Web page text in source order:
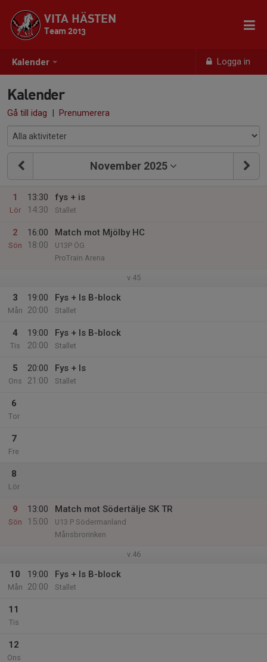
Kalender Logga in
VITA HÄSTEN
Team 2013
Kalender
Gå till idag | Prenumerera
November 2025
1
Lör
13:30
14:30
fys + is
Stallet
2
Sön
16:00
18:00
Match mot Mjölby HC
U13P ÖG
ProTrain Arena
v.45
3
Mån
19:00
20:00
Fys + Is B-block
Stallet
4
Tis
19:00
20:00
Fys + Is B-block
Stallet
5
Ons
20:00
21:00
Fys + Is
Stallet
6
Tor
7
Fre
8
Lör
9
Sön
13:00
15:00
Match mot Södertälje SK TR
U13 P Södermanland
Månsbrorinken
v.46
10
Mån
19:00
20:00
Fys + Is B-block
Stallet
11
Tis
12
Ons